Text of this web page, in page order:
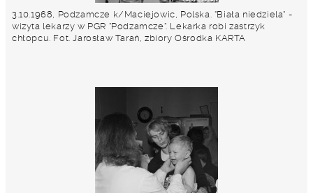
3.10.1968, Podzamcze k/Maciejowic, Polska. "Biała niedziela" -
wizyta lekarzy w PGR "Podzamcze". Lekarka robi zastrzyk
chłopcu. Fot. Jarosław Tarań, zbiory Ośrodka KARTA